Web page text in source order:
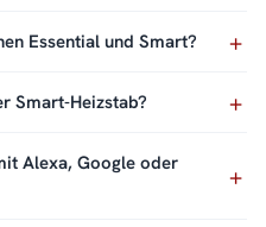
Essential und Smart?
Smart-Heizstab?
Alexa, Google oder